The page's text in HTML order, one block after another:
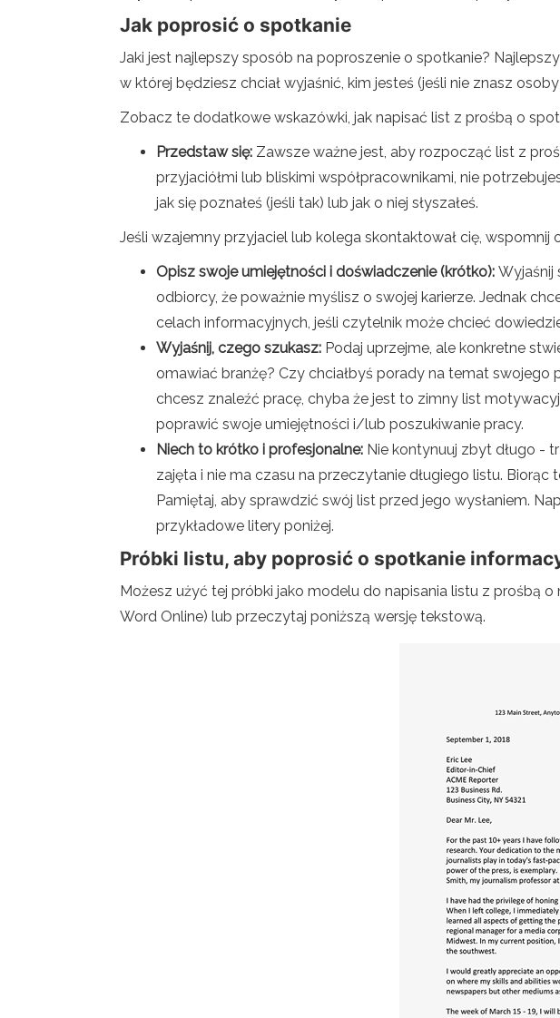
Jak poprosić o spotkanie
Jaki jest najlepszy sposób na poproszenie o spotkanie?
w której będziesz chciał wyjaśnić, kim jesteś (jeśli nie znasz
Zobacz te dodatkowe wskazówki, jak napisać list z prośbą o
Przedstaw się: Zawsze ważne jest, aby rozpocząć list z
przyjaciółmi lub bliskimi współpracownikami, nie
jak się poznałeś (jeśli tak) lub jak o niej słyszałeś.
Jeśli wzajemny przyjaciel lub kolega skontaktował cię,
Opisz swoje umiejętności i doświadczenie (krótko): Wyjaśnij
odbiorcy, że poważnie myślisz o swojej karierze. Jednak
celach informacyjnych, jeśli czytelnik może chcieć
Wyjaśnij, czego szukasz: Podaj uprzejme, ale konkretne
omawiać branżę? Czy chciałbyś porady na temat
chcesz znaleźć pracę, chyba że jest to zimny list
poprawić swoje umiejętności i/lub poszukiwanie pracy.
Niech to krótko i profesjonalne: Nie kontynuuj zbyt długo -
zajęta i nie ma czasu na przeczytanie długiego listu.
Pamiętaj, aby sprawdzić swój list przed jego wysłaniem.
przykładowe litery poniżej.
Próbki listu, aby poprosić o spotkanie
Możesz użyć tej próbki jako modelu do napisania listu z prośbą
Word Online) lub przeczytaj poniższą wersję tekstową.